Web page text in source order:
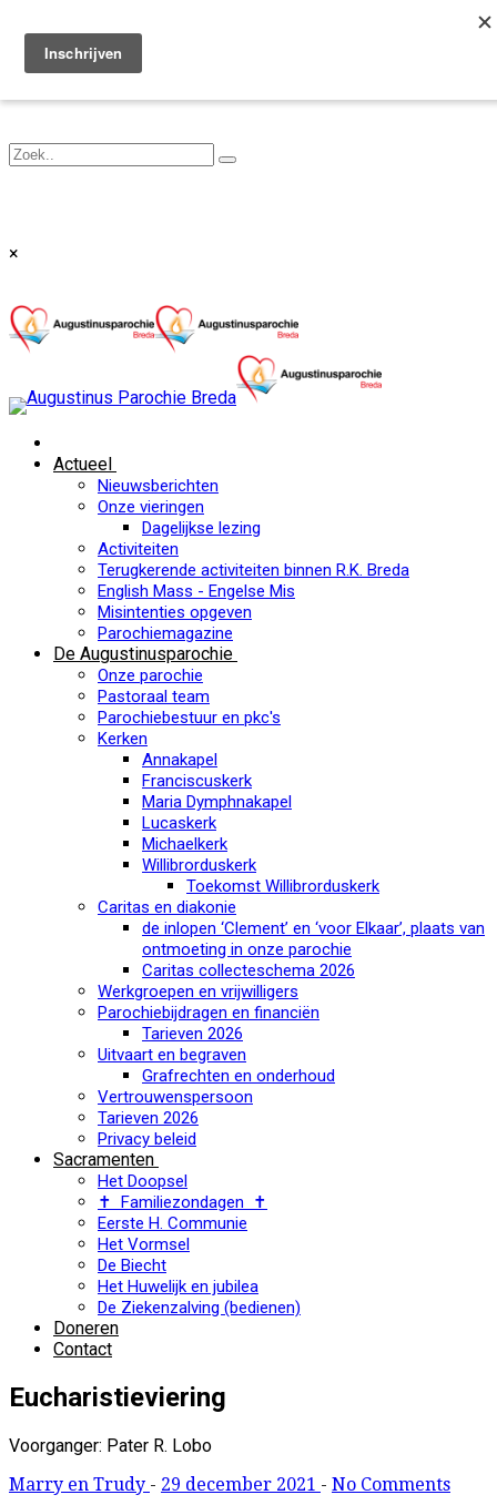
Toggle navigation
×
Actueel
Nieuwsberichten
Onze vieringen
Dagelijkse lezing
Activiteiten
Terugkerende activiteiten binnen R.K. Breda
English Mass - Engelse Mis
Misintenties opgeven
Parochiemagazine
De Augustinusparochie
Onze parochie
Pastoraal team
Parochiebestuur en pkc's
Kerken
Annakapel
Franciscuskerk
Maria Dymphnakapel
Lucaskerk
Michaelkerk
Willibrorduskerk
Toekomst Willibrorduskerk
Caritas en diakonie
de inlopen ‘Clement’ en ‘voor Elkaar’, plaats van
ontmoeting in onze parochie
Caritas collecteschema 2026
Werkgroepen en vrijwilligers
Parochiebijdragen en financiën
Tarieven 2026
Uitvaart en begraven
Grafrechten en onderhoud
Vertrouwenspersoon
Tarieven 2026
Privacy beleid
Sacramenten
Het Doopsel
✝ Familiezondagen ✝
Eerste H. Communie
Het Vormsel
De Biecht
Het Huwelijk en jubilea
De Ziekenzalving (bedienen)
Doneren
Contact
Eucharistieviering
Voorganger: Pater R. Lobo
Marry en Trudy - 29 december 2021 - No Comments